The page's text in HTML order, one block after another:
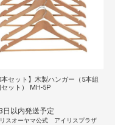
本セット】木製ハンガー（5本組
ット） MH-5P
日以内発送予定
スオーヤマ公式 アイリスプラザ